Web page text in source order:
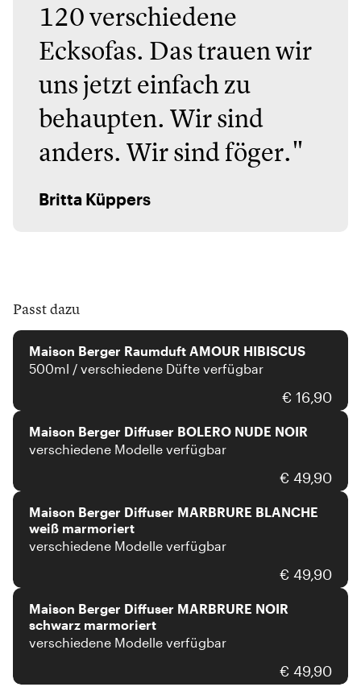
120 verschiedene
Ecksofas. Das trauen wir
uns jetzt einfach zu
behaupten. Wir sind
anders. Wir sind föger."
Britta Küppers
Passt dazu
Maison Berger Raumduft AMOUR HIBISCUS
500ml / verschiedene Düfte verfügbar
€ 16,90
Maison Berger
Maison Berger Diffuser BOLERO NUDE NOIR
verschiedene Modelle verfügbar
€ 49,90
Maison Berger
Maison Berger Diffuser MARBRURE BLANCHE
weiß marmoriert
verschiedene Modelle verfügbar
€ 49,90
Maison Berger
Maison Berger Diffuser MARBRURE NOIR
schwarz marmoriert
verschiedene Modelle verfügbar
€ 49,90